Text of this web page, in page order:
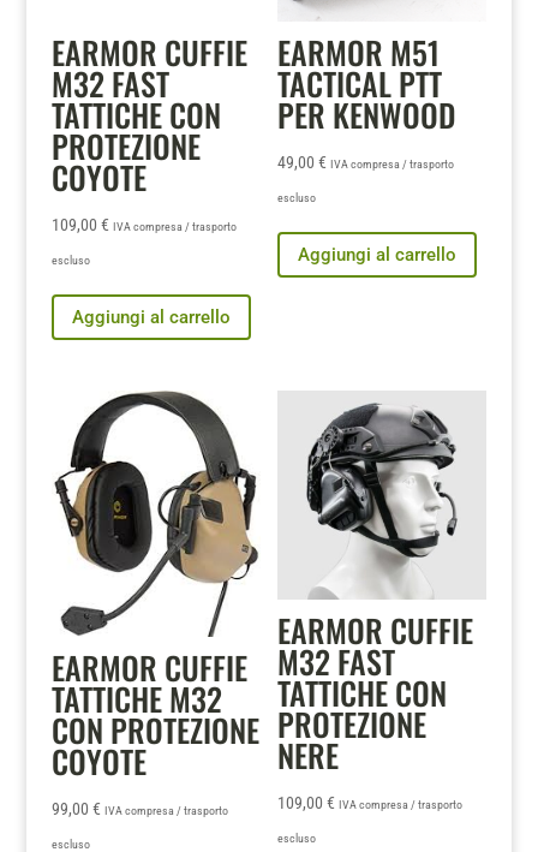
EARMOR CUFFIE
M32 FAST
TATTICHE CON
PROTEZIONE
COYOTE
109,00 € IVA compresa / trasporto
escluso
Aggiungi al carrello
EARMOR M51
TACTICAL PTT
PER KENWOOD
49,00€ IVA compresa / trasporto
escluso
Aggiungi al carrello
EARMOR CUFFIE
TATTICHE M32
CON PROTEZIONE
COYOTE
99,00 € IVA compresa / trasporto
escluso
EARMOR CUFFIE
M32 FAST
TATTICHE CON
PROTEZIONE
NERE
109,00€ IVA compresa / trasporto
escluso